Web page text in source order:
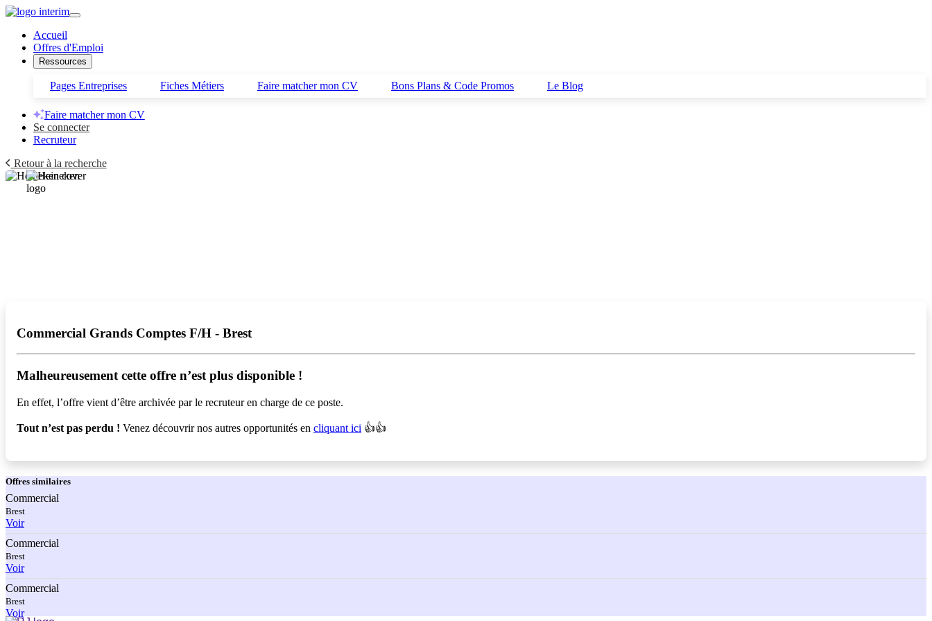
Accueil
Offres d'Emploi
Ressources
Pages Entreprises Fiches Métiers Faire matcher mon CV Bons Plans & Code Promos Le Blog
Faire matcher mon CV
Se connecter
Recruteur
Retour à la recherche
Commercial Grands Comptes F/H - Brest
Malheureusement cette offre n’est plus disponible !️
En effet, l’offre vient d’être archivée par le recruteur en charge de ce poste.
Tout n’est pas perdu ! Venez découvrir nos autres opportunités en cliquant ici 👍👍
Offres similaires
Commercial
Brest
Voir
Commercial
Brest
Voir
Commercial
Brest
Voir